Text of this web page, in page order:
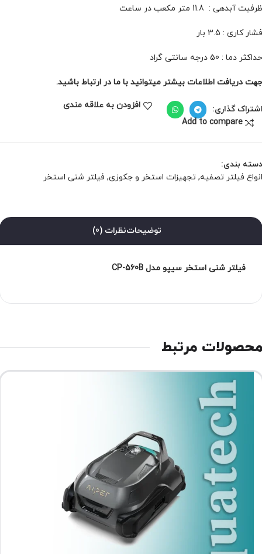
آبدهی : 11.8 متر مکعب در ساعت
کاری : 3.5 بار
دما : 50 درجه سانتی گراد
دریافت اطلاعات بیشتر میتوانید با ما در ارتباط باشید.
گذاری:
افزودن به علاقه مندی
Add to compare
بندی:
فیلتر تصفیه, تجهیزات استخر و جکوزی, فیلتر شنی استخر
توضیحاتنظرات (0)
فیلتر شنی استخر سیپو مدل CP-560B
مرتبط